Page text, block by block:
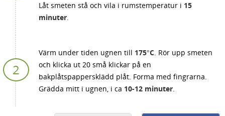
Låt smeten stå och vila i rumstemperatur i 15
minuter.
Värm under tiden ugnen till 175°C. Rör upp smeten
och klicka ut 20 små klickar på en
bakplåtspappersklädd plåt. Forma med fingrarna.
Grädda mitt i ugnen, i ca 10-12 minuter.